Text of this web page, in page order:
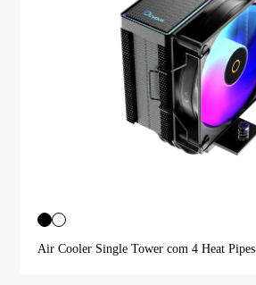
Air Cooler Single Tower com 4 Heat Pipes